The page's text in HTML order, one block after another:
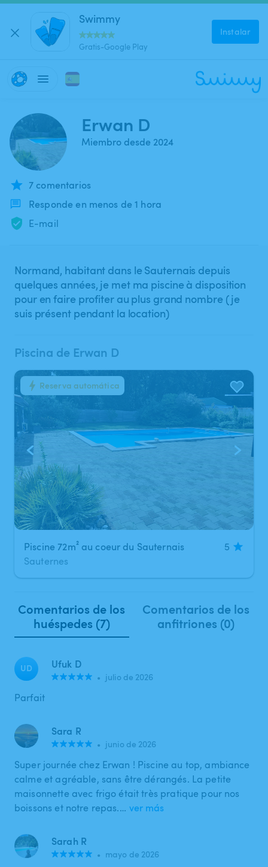
Swimmy
Gratis-Google Play
Instalar
Erwan D
Miembro desde 2024
7 comentarios
Responde en menos de 1 hora
E-mail
Normand, habitant dans le Sauternais depuis
quelques années, je met ma piscine à disposition
pour en faire profiter au plus grand nombre (je
suis présent pendant la location)
Piscina de Erwan D
1/6
Piscine 72m² au coeur du Sauternais
5
Sauternes
Reserva automática
Comentarios de los
huéspedes (7)
Comentarios de los
anfitriones (0)
UD Ufuk D
• julio de 2026
Parfait
Sara R
• junio de 2026
Super journée chez Erwan ! Piscine au top, ambiance
calme et agréable, sans être dérangés. La petite
maisonnette avec frigo était très pratique pour nos
boissons et notre repas.… ver más
Sarah R
• mayo de 2026